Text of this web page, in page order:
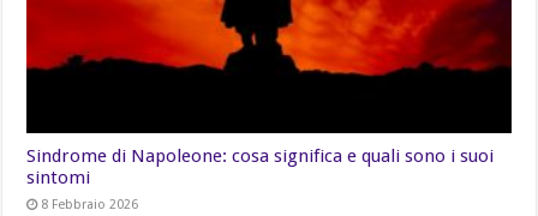
Sindrome di Napoleone: cosa significa e quali sono i suoi
sintomi
8 Febbraio 2026